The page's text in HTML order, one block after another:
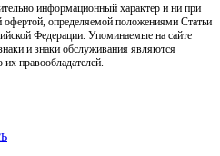
информационный характер и ни при
офертой, определяемой положениями Статьи
Федерации. Упоминаемые на сайте
и знаки обслуживания являются
их правообладателей.